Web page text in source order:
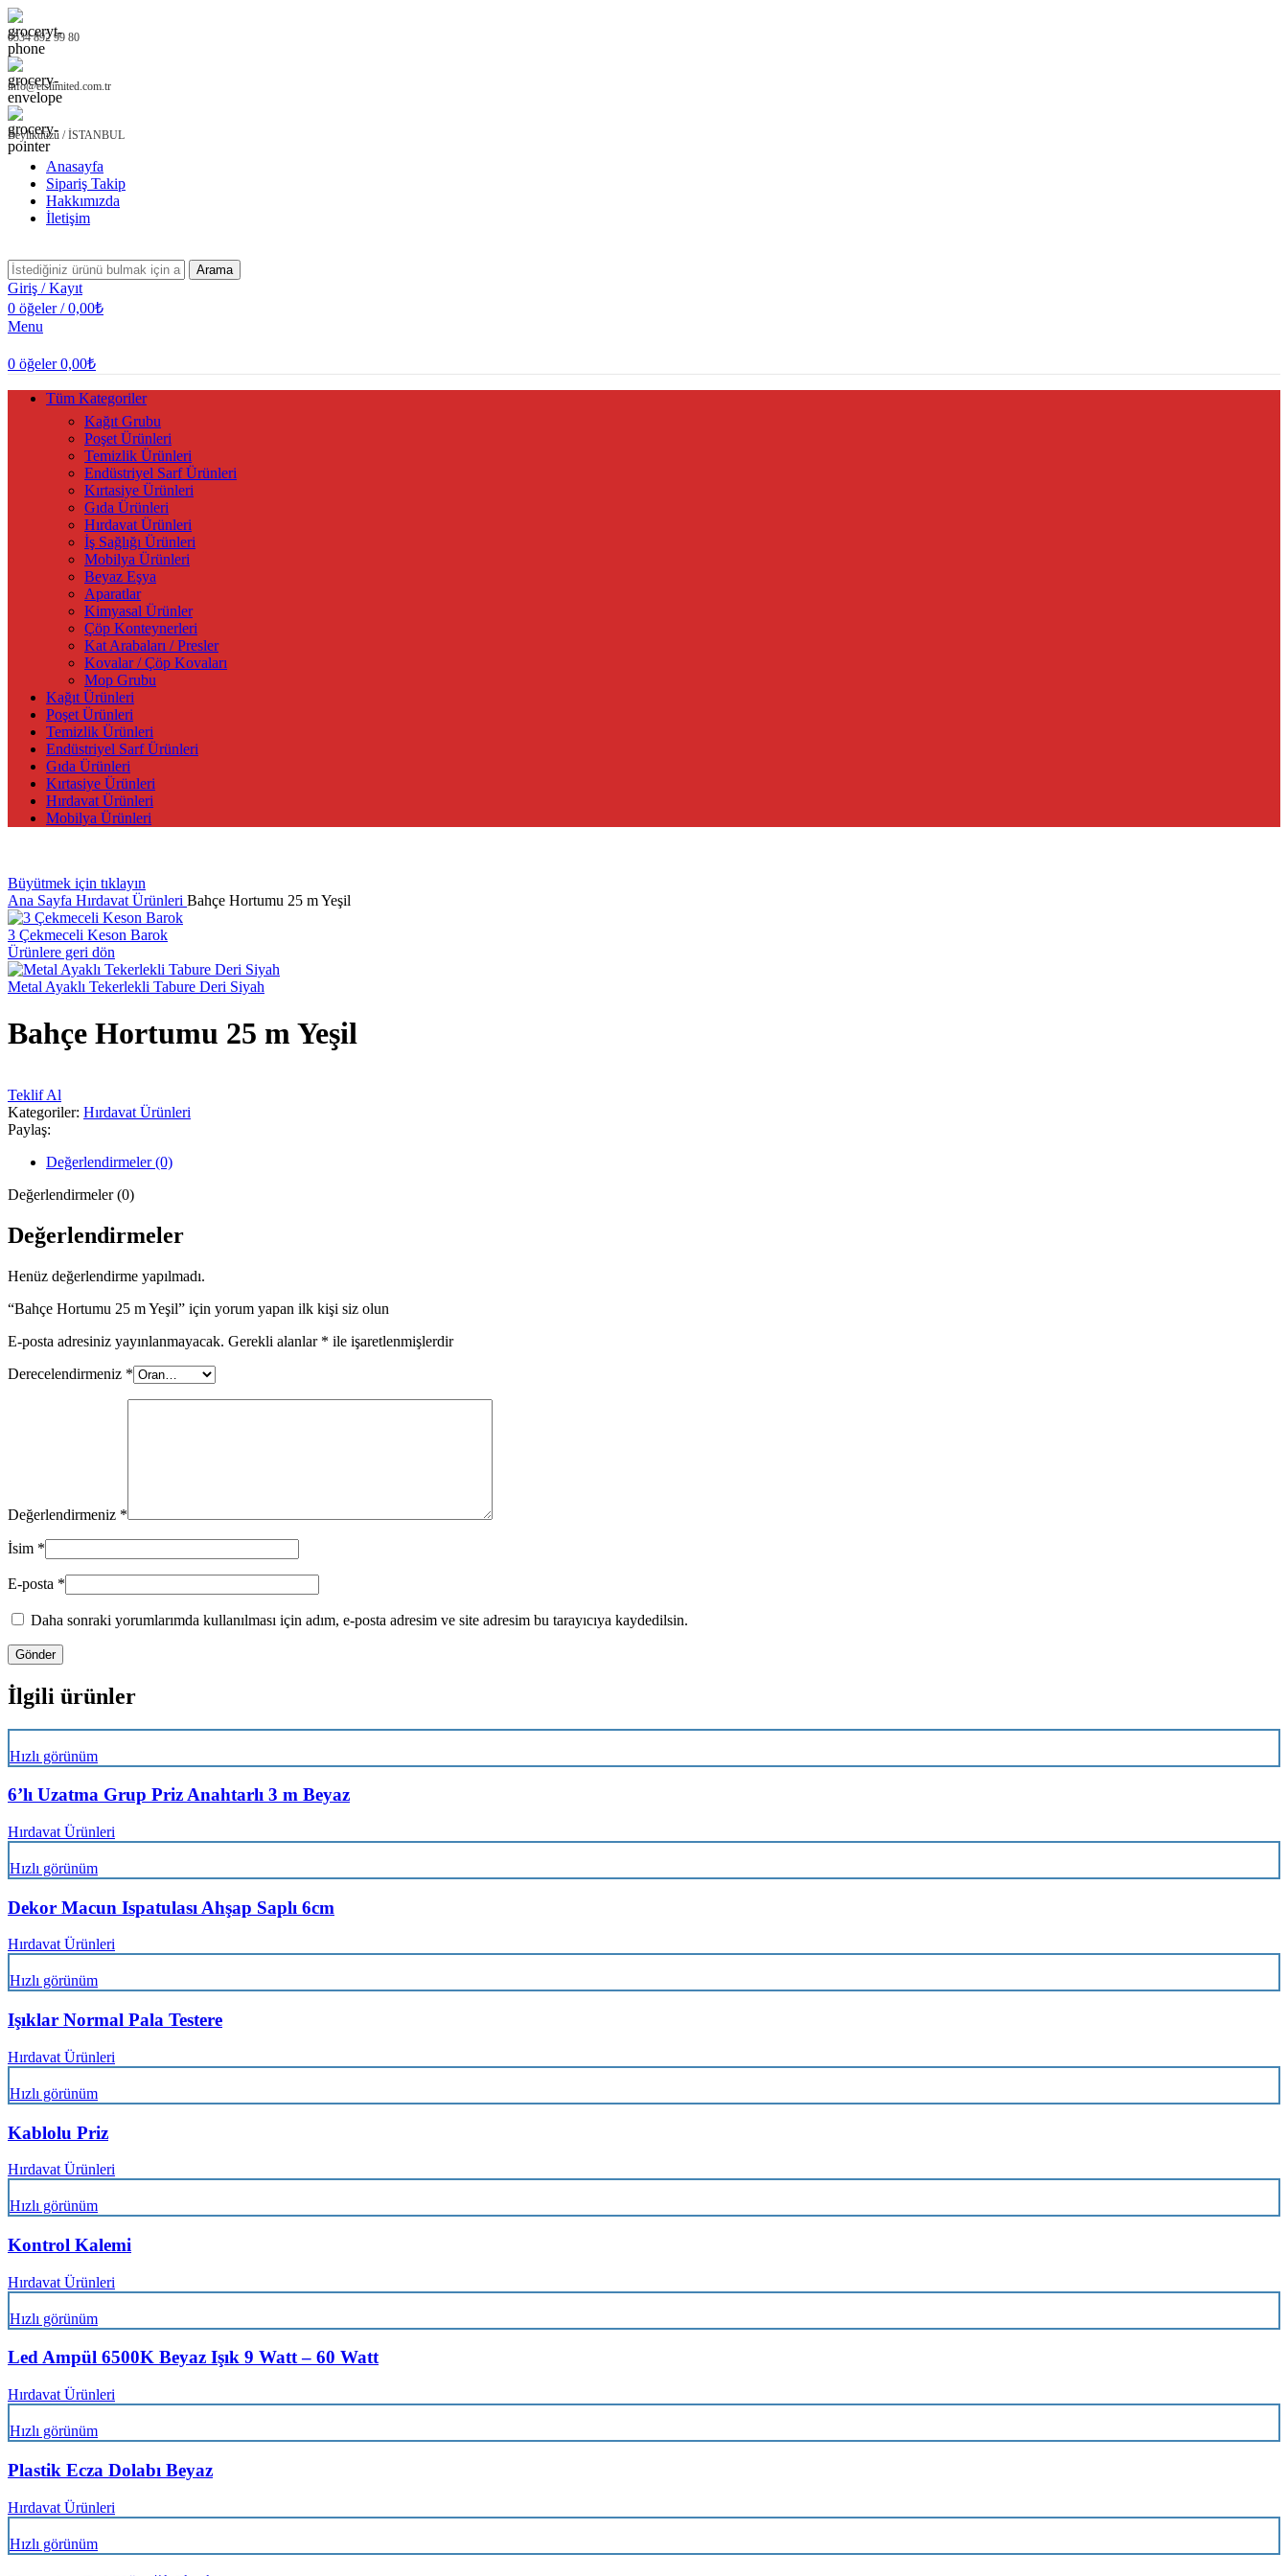
0534 892 99 80
info@etslimited.com.tr
Beylikdüzü / İSTANBUL
Anasayfa
Sipariş Takip
Hakkımızda
İletişim
Arama
Giriş / Kayıt
0 öğeler / 0,00₺
Menu
0 öğeler 0,00₺
Tüm Kategoriler
Kağıt Grubu
Poşet Ürünleri
Temizlik Ürünleri
Endüstriyel Sarf Ürünleri
Kırtasiye Ürünleri
Gıda Ürünleri
Hırdavat Ürünleri
İş Sağlığı Ürünleri
Mobilya Ürünleri
Beyaz Eşya
Aparatlar
Kimyasal Ürünler
Çöp Konteynerleri
Kat Arabaları / Presler
Kovalar / Çöp Kovaları
Mop Grubu
Kağıt Ürünleri
Poşet Ürünleri
Temizlik Ürünleri
Endüstriyel Sarf Ürünleri
Gıda Ürünleri
Kırtasiye Ürünleri
Hırdavat Ürünleri
Mobilya Ürünleri
Büyütmek için tıklayın
Ana Sayfa Hırdavat Ürünleri Bahçe Hortumu 25 m Yeşil
3 Çekmeceli Keson Barok
Ürünlere geri dön
Metal Ayaklı Tekerlekli Tabure Deri Siyah
Bahçe Hortumu 25 m Yeşil
Teklif Al
Kategoriler: Hırdavat Ürünleri
Paylaş:
Değerlendirmeler (0)
Değerlendirmeler (0)
Değerlendirmeler
Henüz değerlendirme yapılmadı.
“Bahçe Hortumu 25 m Yeşil” için yorum yapan ilk kişi siz olun
E-posta adresiniz yayınlanmayacak. Gerekli alanlar * ile işaretlenmişlerdir
Derecelendirmeniz *
Değerlendirmeniz *
İsim *
E-posta *
Daha sonraki yorumlarımda kullanılması için adım, e-posta adresim ve site adresim bu tarayıcıya kaydedilsin.
İlgili ürünler
Hızlı görünüm
6’lı Uzatma Grup Priz Anahtarlı 3 m Beyaz
Hırdavat Ürünleri
Hızlı görünüm
Dekor Macun Ispatulası Ahşap Saplı 6cm
Hırdavat Ürünleri
Hızlı görünüm
Işıklar Normal Pala Testere
Hırdavat Ürünleri
Hızlı görünüm
Kablolu Priz
Hırdavat Ürünleri
Hızlı görünüm
Kontrol Kalemi
Hırdavat Ürünleri
Hızlı görünüm
Led Ampül 6500K Beyaz Işık 9 Watt – 60 Watt
Hırdavat Ürünleri
Hızlı görünüm
Plastik Ecza Dolabı Beyaz
Hırdavat Ürünleri
Hızlı görünüm